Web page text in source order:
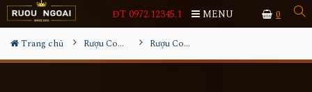
0
ĐT 0972.12345.1 MENU
Trang chủ Rượu Cognac Rượu Cognac Hennessy Paradis